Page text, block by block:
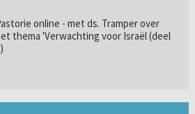
online - met ds. Tramper over
thema 'Verwachting voor Israël (deel